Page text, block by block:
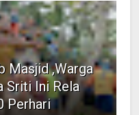
Masjid ,Warga
Sriti Ini Rela
Perhari